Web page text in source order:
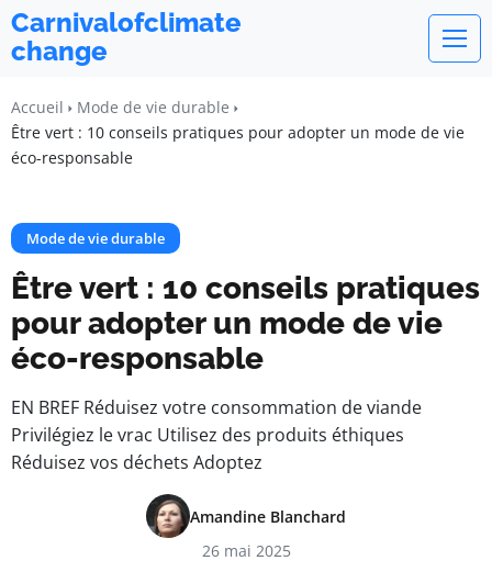
Carnivalofclimate
change
Accueil
Mode de vie durable
Être vert : 10 conseils pratiques pour adopter un mode de vie
éco-responsable
Mode de vie durable
Être vert : 10 conseils pratiques
pour adopter un mode de vie
éco-responsable
EN BREF Réduisez votre consommation de viande
Privilégiez le vrac Utilisez des produits éthiques
Réduisez vos déchets Adoptez
Amandine Blanchard
26 mai 2025